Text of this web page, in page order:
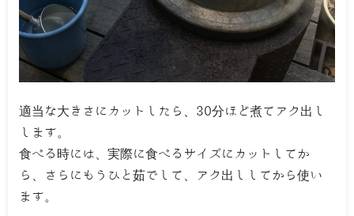
適当な大きさにカットしたら、30分ほど煮てアク出し
します。
食べる時には、実際に食べるサイズにカットしてか
ら、さらにもうひと茹でして、アク出ししてから使い
ます。